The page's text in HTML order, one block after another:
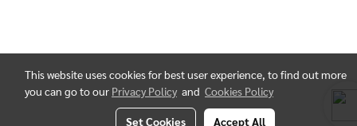
This website uses cookies for best user experience, to find out more
you can go to our Privacy Policy and Cookies Policy
Set Cookies Accept All